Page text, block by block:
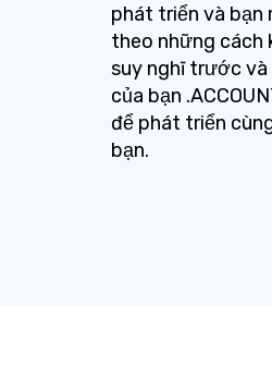
phát triển và bạn
theo những cách
suy nghĩ trước và
của bạn
để phát triển
bạn.